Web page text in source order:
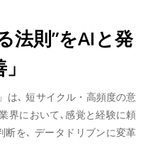
法則”をAIと発
は､ 短サイクル・高頻度の意
界において､感覚と経験に頼
断を､ データドリブンに変革